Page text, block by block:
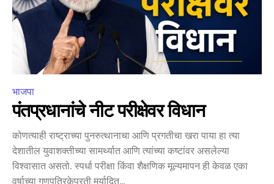
भाजपा
पंतप्रधानांचे नीट परीक्षेवर विधान
कोणत्याही राष्ट्राच्या पुनरुत्थानाचा आणि प्रगतीचा खरा पाया हा त्या
देशातील युवाशक्तीच्या सामर्थ्यात आणि त्यांच्या कष्टांवर असलेल्या
विश्वासात असतो. स्पर्धा परीक्षा किंवा शैक्षणिक मूल्यमापन ही केवळ एका
वर्षाच्या गुणपत्रिकेपुरती मर्यादित...